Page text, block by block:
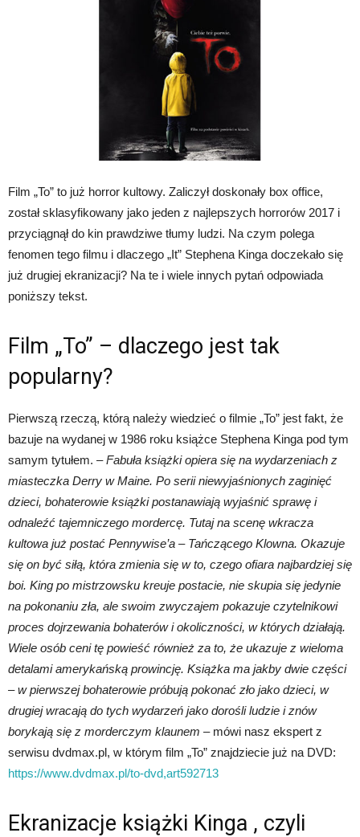
Film „To” to już horror kultowy. Zaliczył doskonały box office,
został sklasyfikowany jako jeden z najlepszych horrorów 2017 i
przyciągnął do kin prawdziwe tłumy ludzi. Na czym polega
fenomen tego filmu i dlaczego „It” Stephena Kinga doczekało się
już drugiej ekranizacji? Na te i wiele innych pytań odpowiada
poniższy tekst.
Film „To” – dlaczego jest tak
popularny?
Pierwszą rzeczą, którą należy wiedzieć o filmie „To” jest fakt, że
bazuje na wydanej w 1986 roku książce Stephena Kinga pod tym
samym tytułem. – Fabuła książki opiera się na wydarzeniach z
miasteczka Derry w Maine. Po serii niewyjaśnionych zaginięć
dzieci, bohaterowie książki postanawiają wyjaśnić sprawę i
odnaleźć tajemniczego mordercę. Tutaj na scenę wkracza
kultowa już postać Pennywise’a – Tańczącego Klowna. Okazuje
się on być siłą, która zmienia się w to, czego ofiara najbardziej się
boi. King po mistrzowsku kreuje postacie, nie skupia się jedynie
na pokonaniu zła, ale swoim zwyczajem pokazuje czytelnikowi
proces dojrzewania bohaterów i okoliczności, w których działają.
Wiele osób ceni tę powieść również za to, że ukazuje z wieloma
detalami amerykańską prowincję. Książka ma jakby dwie części
– w pierwszej bohaterowie próbują pokonać zło jako dzieci, w
drugiej wracają do tych wydarzeń jako dorośli ludzie i znów
borykają się z morderczym klaunem – mówi nasz ekspert z
serwisu dvdmax.pl, w którym film „To” znajdziecie już na DVD:
https://www.dvdmax.pl/to-dvd,art592713
Ekranizacje książki Kinga , czyli